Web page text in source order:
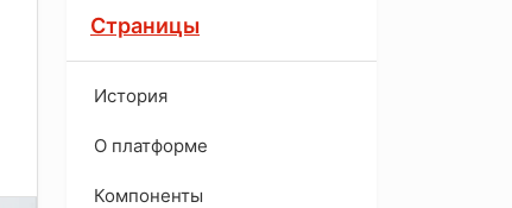
Страницы
История
O платформе
Компоненты